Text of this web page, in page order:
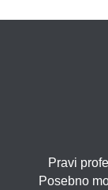
Pravi
Posebno